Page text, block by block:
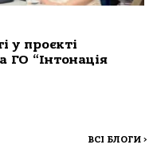
у проєкті
ГО “Інтонація
ВСІ БЛОГИ >